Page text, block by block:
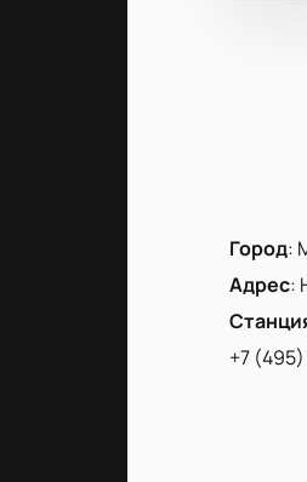
Город:
Адрес:
+7